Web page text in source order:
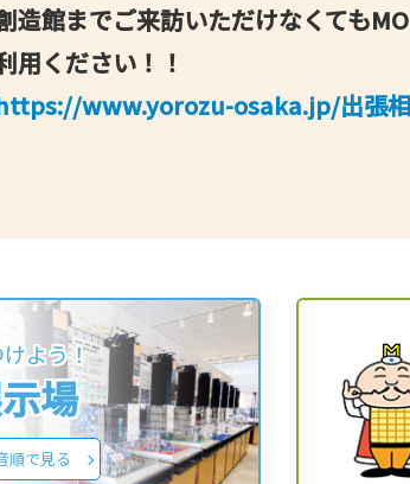
造館までご来訪いただけなくても
用ください！！
www.yorozu-osaka.jp/出張
よう！
場
順で見る